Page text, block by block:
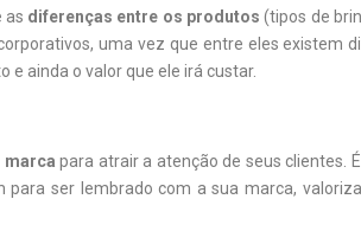
as diferenças entre os produtos (tipos de
uma vez que entre eles existem
e ainda o valor que ele irá custar.
marca para atrair a atenção de seus clientes.
ser lembrado com a sua marca,